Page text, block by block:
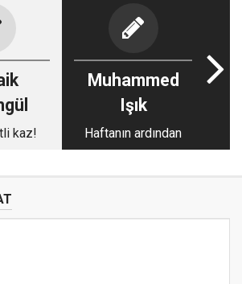
kaz!
Muhammed
Işık
Haftanın ardından